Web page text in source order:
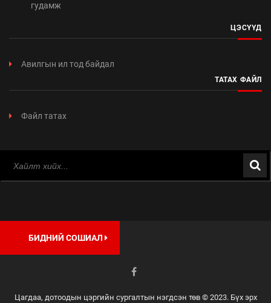
гудамж
ЦЭСҮҮД
Авилгын ил тод байдал
ТАТАХ ФАЙЛ
Файл татах
БИДНИЙ СОШИАЛ
Цагдаа, дотоодын цэргийн сургалтын нэгдсэн төв © 2023. Бүх эрх